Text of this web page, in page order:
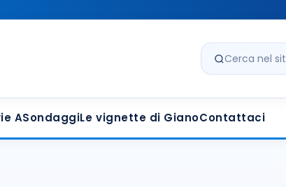
Cerca nel sito
ASondaggiLe vignette di GianoContattaci